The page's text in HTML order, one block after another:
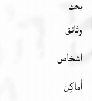
بحث
وثائق
اشخاص
أَماكِن